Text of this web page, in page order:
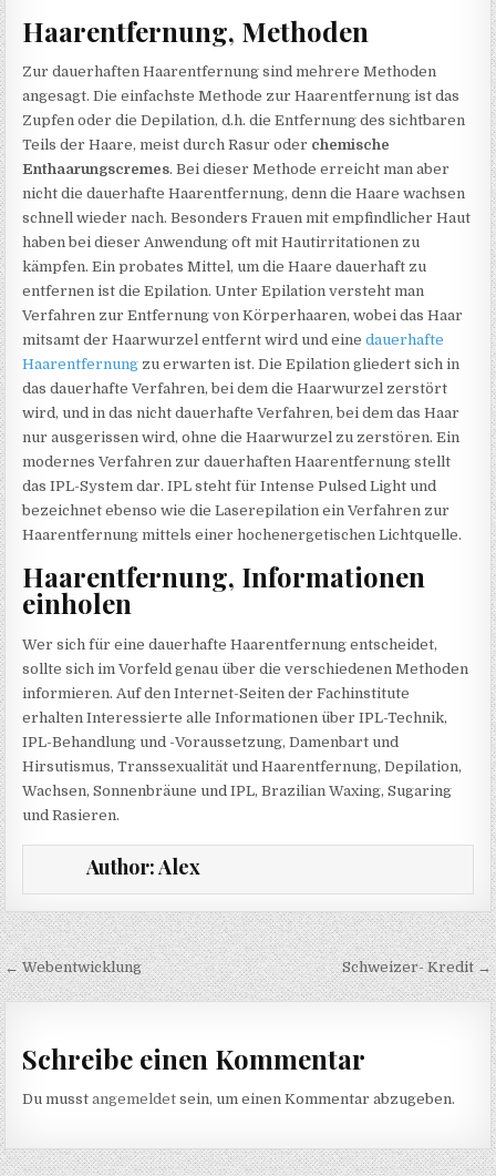
Haarentfernung, Methoden
Zur dauerhaften Haarentfernung sind mehrere Methoden
angesagt. Die einfachste Methode zur Haarentfernung ist das
Zupfen oder die Depilation, d.h. die Entfernung des sichtbaren
Teils der Haare, meist durch Rasur oder chemische
Enthaarungscremes. Bei dieser Methode erreicht man aber
nicht die dauerhafte Haarentfernung, denn die Haare wachsen
schnell wieder nach. Besonders Frauen mit empfindlicher Haut
haben bei dieser Anwendung oft mit Hautirritationen zu
kämpfen. Ein probates Mittel, um die Haare dauerhaft zu
entfernen ist die Epilation. Unter Epilation versteht man
Verfahren zur Entfernung von Körperhaaren, wobei das Haar
mitsamt der Haarwurzel entfernt wird und einedauerhafte
Haarentfernung zu erwarten ist. Die Epilation gliedert sich in
das dauerhafte Verfahren, bei dem die Haarwurzel zerstört
wird, und in das nicht dauerhafte Verfahren, bei dem das Haar
nur ausgerissen wird, ohne die Haarwurzel zu zerstören. Ein
modernes Verfahren zur dauerhaften Haarentfernung stellt
das IPL-System dar. IPL steht für Intense Pulsed Light und
bezeichnet ebenso wie die Laserepilation ein Verfahren zur
Haarentfernung mittels einer hochenergetischen Lichtquelle.
Haarentfernung, Informationen
einholen
Wer sich für eine dauerhafte Haarentfernung entscheidet,
sollte sich im Vorfeld genau über die verschiedenen Methoden
informieren. Auf den Internet-Seiten der Fachinstitute
erhalten Interessierte alle Informationen über IPL-Technik,
IPL-Behandlung und -Voraussetzung, Damenbart und
Hirsutismus, Transsexualität und Haarentfernung, Depilation,
Wachsen, Sonnenbräune und IPL, Brazilian Waxing, Sugaring
und Rasieren.
Author:Alex
Beitragsnavigation
← Webentwicklung Schweizer- Kredit →
Schreibe einen Kommentar
Du musstangemeldet sein, um einen Kommentar abzugeben.